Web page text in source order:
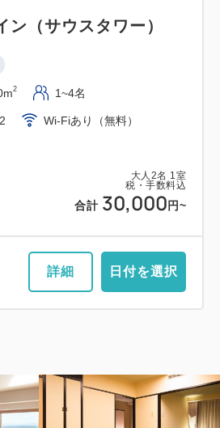
大人 2名 1 室
税・手数料込
合計 30,000 円~
ン（サウスタワー）
2 1~4名
Wi-Fiあり（無料）
詳細 日付を選択